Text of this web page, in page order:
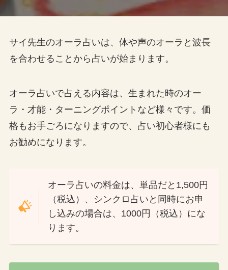
サイ先生のオーラ占いは、体や声のオーラと波長
を合わせることから占いが始まります。
オーラ占いで占える内容は、生まれた時のオー
ラ・才能・ターニングポイントなど様々です。価
格もお手ごろになりますので、占い初心者様にも
お勧めになります。
オーラ占いの料金は、単品だと1,500円
（税込）、シンクロ占いと同時にお申
し込みの場合は、1000円（税込）にな
ります。